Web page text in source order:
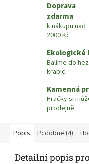
Doprava
zdarma
k nákupu nad
2000 Kč
Ekologické
Balíme do
krabic.
Kamenná
Hračky si
prodejně
Popis Podobné (4)
Detailní popis